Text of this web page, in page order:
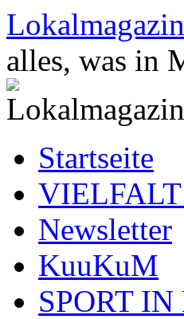
Zum
Inhalt
springen
Lokalmagazin
alles, was in
Startseite
Newsletter
KuuKuM
SPORT